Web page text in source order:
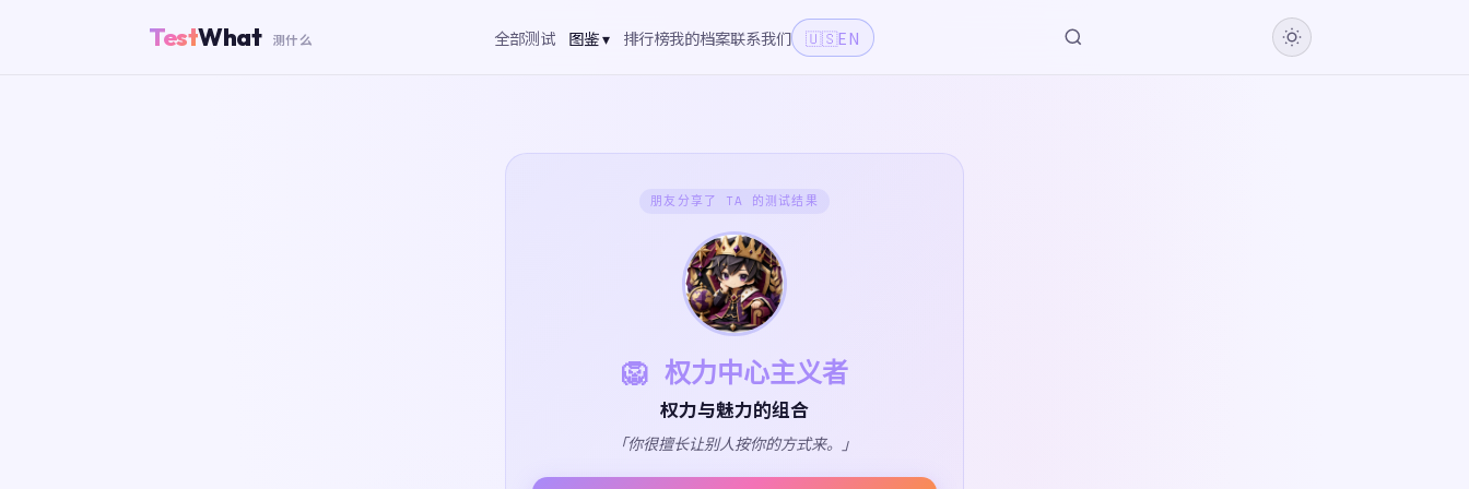
TestWhat 测什么 全部测试 图鉴 ▾ 排行榜我的档案联系我们 🇺🇸EN
朋友分享了 TA 的测试结果
🦁 权力中心主义者
权力与魅力的组合
「你很擅长让别人按你的方式来。」